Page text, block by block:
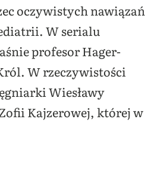
oczywistych nawiązań
W serialu
profesor Hager-
W rzeczywistości
Wiesławy
Kajzerowej, której w